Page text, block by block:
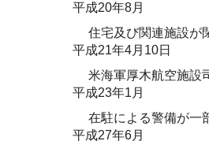
平成20年8月
住宅及び関連施設が
平成21年4月10日
米海軍厚木航空施設
平成23年1月
在駐による警備が一
平成27年6月